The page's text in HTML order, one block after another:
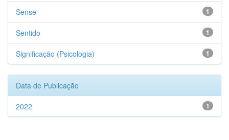
1
Sense
1
Sentido
1
Significação (Psicologia)
Data de Publicação
1
2022